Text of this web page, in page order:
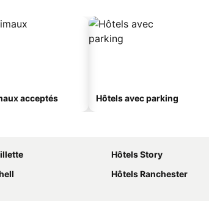
acceptés Hôtels avec parking
Hôtels Story
Hôtels Ranchester